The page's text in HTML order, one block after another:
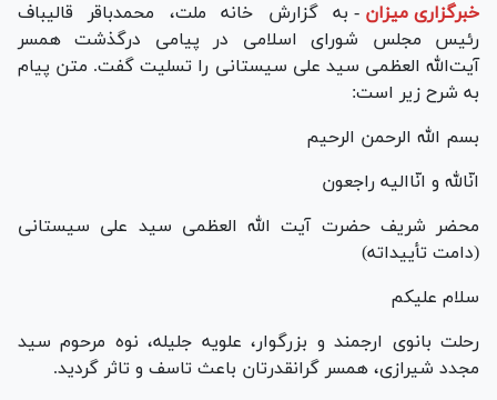
خبرگزاری میزان - به گزارش خانه ملت، محمدباقر قالیباف
رئیس مجلس شورای اسلامی در پیامی درگذشت همسر
آیت‌الله العظمی سید علی سیستانی را تسلیت گفت. متن پیام
به شرح زیر است:
بسم الله الرحمن الرحیم
انّالله و انّاالیه راجعون
محضر شریف حضرت آیت الله العظمی سید علی سیستانی
(دامت تأییداته)
سلام علیکم
رحلت بانوی ارجمند و بزرگوار، علویه جلیله، نوه مرحوم سید
مجدد شیرازی، همسر گرانقدرتان باعث تاسف و تاثر گردید.